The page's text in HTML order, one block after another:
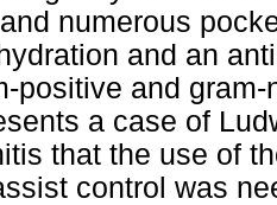
numerous
and an
positive and
a case of
that the use of
control was